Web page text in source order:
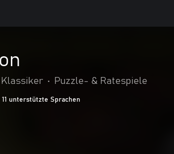
Klassiker • Puzzle- & Ratespiele
11 unterstützte Sprachen